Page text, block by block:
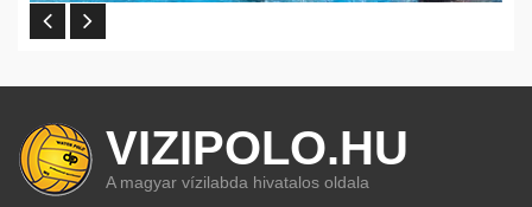
VIZIPOLO.HU
A magyar vízilabda hivatalos oldala